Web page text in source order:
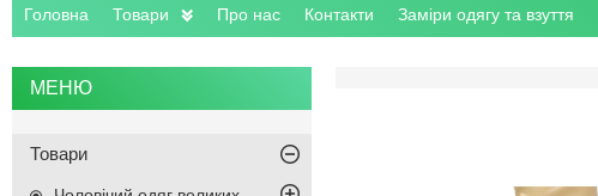
Головна Товари Про нас Контакти Заміри одягу та взуття
Товари